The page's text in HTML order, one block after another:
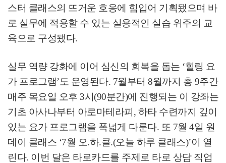
스터 클래스의 뜨거운 호응에 힘입어 기획됐으며 바
로 실무에 적용할 수 있는 실용적인 실습 위주의 교
육으로 구성됐다.
실무 역량 강화에 이어 심신의 회복을 돕는 ‘힐링 요
가 프로그램’도 운영된다. 7월부터 8월까지 총 9주간
매주 목요일 오후 3시(90분간)에 진행되는 이 강좌는
기초 아사나부터 아로마테라피, 하타 수련까지 깊이
있는 요가 프로그램을 폭넓게 다룬다. 또 7월 4일 원
데이 클래스 ‘7월 오.하.클.(오늘 하루 클래스)’이 열
린다. 이번 달은 타로카드를 주제로 타로 상담 직업